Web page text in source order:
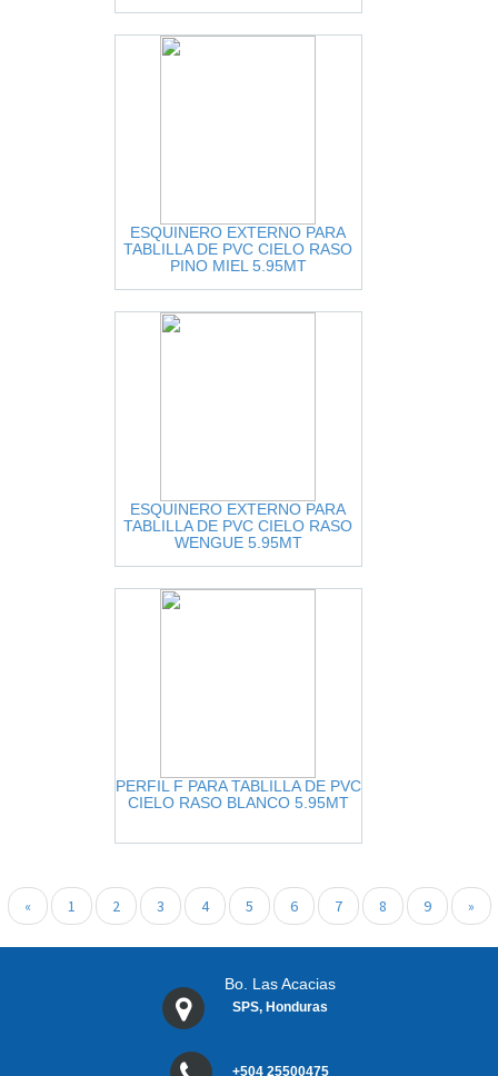
ESQUINERO EXTERNO PARA
TABLILLA DE PVC CIELO RASO
PINO MIEL 5.95MT
ESQUINERO EXTERNO PARA
TABLILLA DE PVC CIELO RASO
WENGUE 5.95MT
PERFIL F PARA TABLILLA DE PVC
CIELO RASO BLANCO 5.95MT
« 1 2 3 4 5 6 7 8 9 »
Bo. Las Acacias
SPS, Honduras
+504 25500475